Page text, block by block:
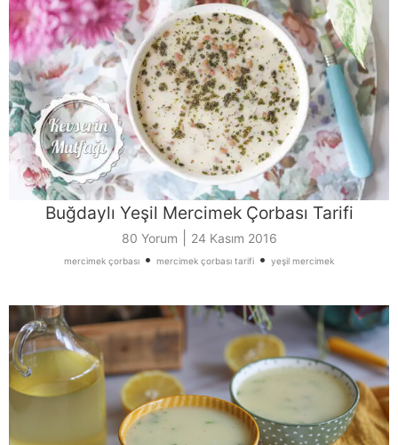
Buğdaylı Yeşil Mercimek Çorbası Tarifi
80 Yorum 24 Kasım 2016
mercimek çorbası • mercimek çorbası tarifi • yeşil mercimek